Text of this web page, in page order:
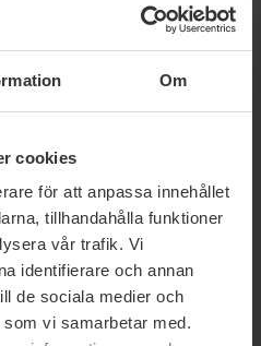
Om
cookies
för att anpassa innehållet
tillhandahålla funktioner
vår trafik. Vi
identifierare och annan
de sociala medier och
vi samarbetar med.
huds hälsa. BEAUTYCOS har
niacinamidserum, krämer,
våra utvalda favoriter nedan:
en anti-aging
ansiktskräm som är perfekt för
läkande och förbättrande
och rynkor. Se den här…